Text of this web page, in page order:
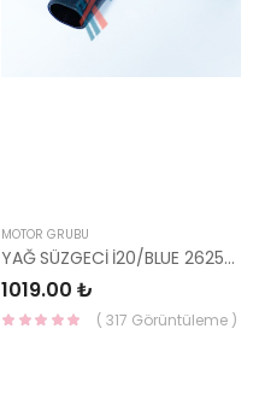
MOTOR GRUBU
YAĞ SÜZGECİ İ20/BLUE 26250-03301-HMC
1019.00 ₺
( 317 Görüntüleme )